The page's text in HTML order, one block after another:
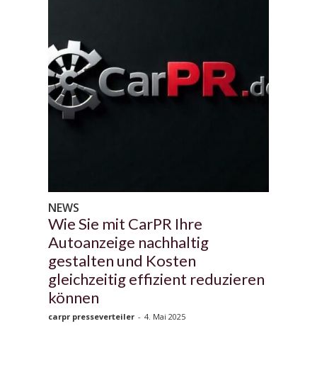
NEWS
Wie Sie mit CarPR Ihre
Autoanzeige nachhaltig
gestalten und Kosten
gleichzeitig effizient reduzieren
können
carpr presseverteiler - 4. Mai 2025